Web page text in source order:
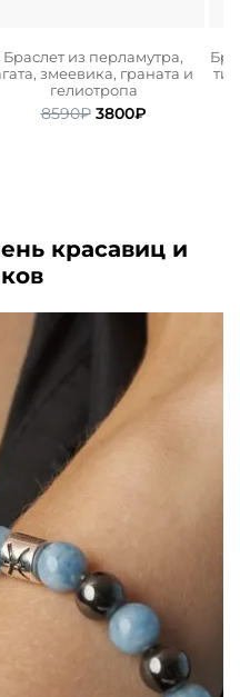
Браслет из перламутра,
змеевика, граната и
гелиотропа
8590₽ Первоначальная
3800₽Текущая
красавиц и